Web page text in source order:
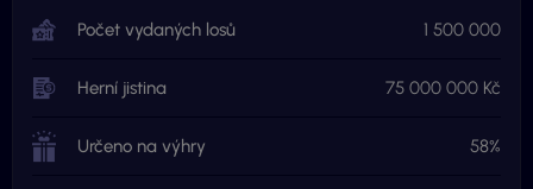
Počet vydaných losů 1 500 000
Herní jistina 75 000 000 Kč
Určeno na výhry 58%